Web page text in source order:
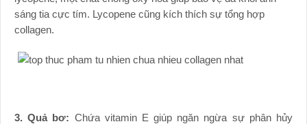
sáng tia cực tím. Lycopene cũng kích thích sự tổng hợp
collagen.
3. Quả bơ: Chứa vitamin E giúp ngăn ngừa sự phân hủy